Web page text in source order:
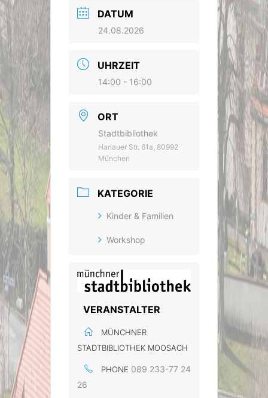
DATUM
24.08.2026
UHRZEIT
14:00 - 16:00
ORT
Stadtbibliothek
Hanauer Str. 61a, 80992
München
KATEGORIE
Kinder & Familien
Workshop
VERANSTALTER
MÜNCHNER
STADTBIBLIOTHEK MOOSACH
PHONE 089 233-77 24
26